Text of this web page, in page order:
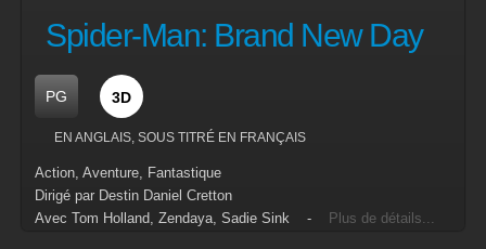
Spider-Man: Brand New Day
PG 3D
EN ANGLAIS, SOUS TITRÉ EN FRANÇAIS
Action, Aventure, Fantastique
Dirigé par Destin Daniel Cretton
Avec Tom Holland, Zendaya, Sadie Sink -
Plus de détails...